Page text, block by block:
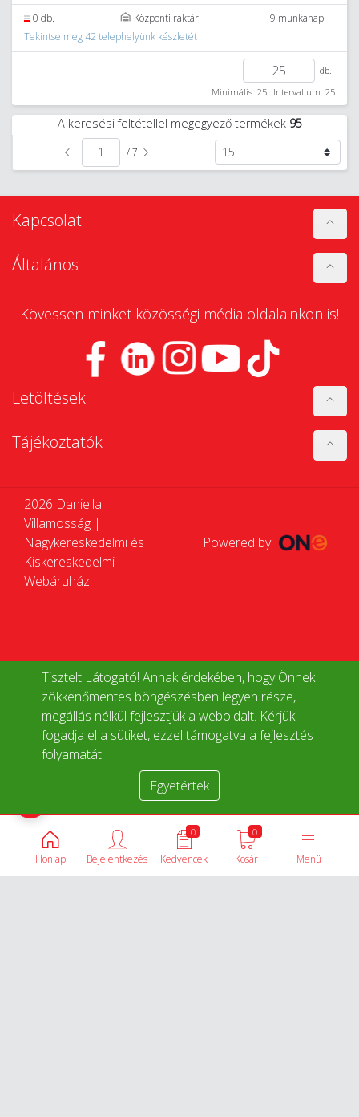
Tisztelt Látogató! Annak érdekében, hogy Önnek
zökkenőmentes böngészésben legyen része,
megállás nélkül fejlesztjük a weboldalt. Kérjük
fogadja el a sütiket, ezzel támogatva a fejlesztés
folyamatát.
Egyetértek
0 db. Központi raktár
9 munkanap
Tekintse meg 42 telephelyünk készletét
db.
Minimális: 25 Intervallum: 25
A keresési feltétellel megegyező termékek 95
/ 7
Kapcsolat
Általános
Kövessen minket közösségi média oldalainkon is!
Letöltések
Tájékoztatók
2026 Daniella
Villamosság |
Nagykereskedelmi és
Kiskereskedelmi
Webáruház
Powered by
Honlap Menü
0
Kosár
0
Kedvencek
Bejelentkezés
Termékek összehasonlítása